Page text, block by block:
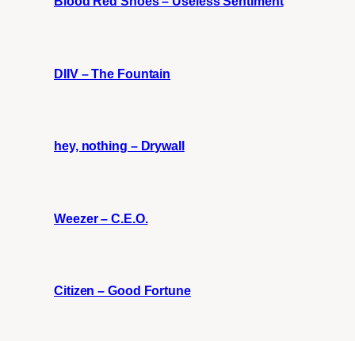
DIIV – The Fountain
hey, nothing – Drywall
Weezer – C.E.O.
Citizen – Good Fortune